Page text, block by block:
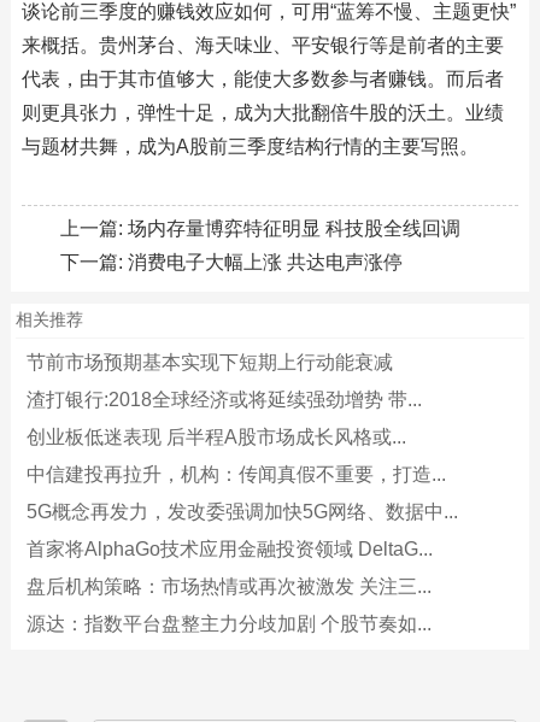
谈论前三季度的赚钱效应如何，可用“蓝筹不慢、主题更快”
来概括。贵州茅台、海天味业、平安银行等是前者的主要
代表，由于其市值够大，能使大多数参与者赚钱。而后者
则更具张力，弹性十足，成为大批翻倍牛股的沃土。业绩
与题材共舞，成为A股前三季度结构行情的主要写照。
上一篇: 场内存量博弈特征明显 科技股全线回调
下一篇: 消费电子大幅上涨 共达电声涨停
相关推荐
节前市场预期基本实现下短期上行动能衰减
渣打银行:2018全球经济或将延续强劲增势 带...
创业板低迷表现 后半程A股市场成长风格或...
中信建投再拉升，机构：传闻真假不重要，打造...
5G概念再发力，发改委强调加快5G网络、数据中...
首家将AlphaGo技术应用金融投资领域 DeltaG...
盘后机构策略：市场热情或再次被激发 关注三...
源达：指数平台盘整主力分歧加剧 个股节奏如...